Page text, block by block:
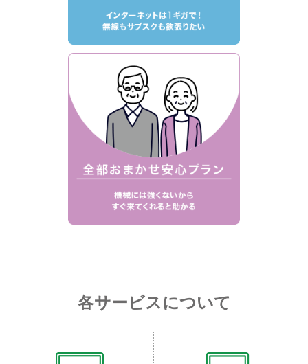
各サービスについて